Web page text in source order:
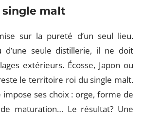
single malt
sur la pureté d’un seul lieu.
d’une seule distillerie, il ne doit
extérieurs. Écosse, Japon ou
le territoire roi du single malt.
impose ses choix : orge, forme de
de maturation… Le résultat? Une